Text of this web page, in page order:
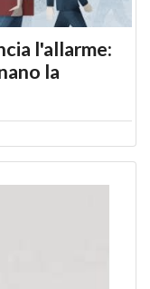
l'allarme:
la